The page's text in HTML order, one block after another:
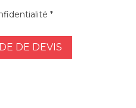
*
DE DEVIS